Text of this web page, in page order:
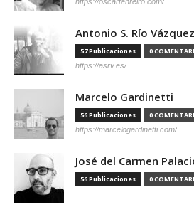
Antonio S. Río Vázquez
57 Publicaciones 0
https://asrv.es/
Marcelo Gardinetti
56 Publicaciones 0
https://marcelogardinetti.com/
José del Carmen
56 Publicaciones 0